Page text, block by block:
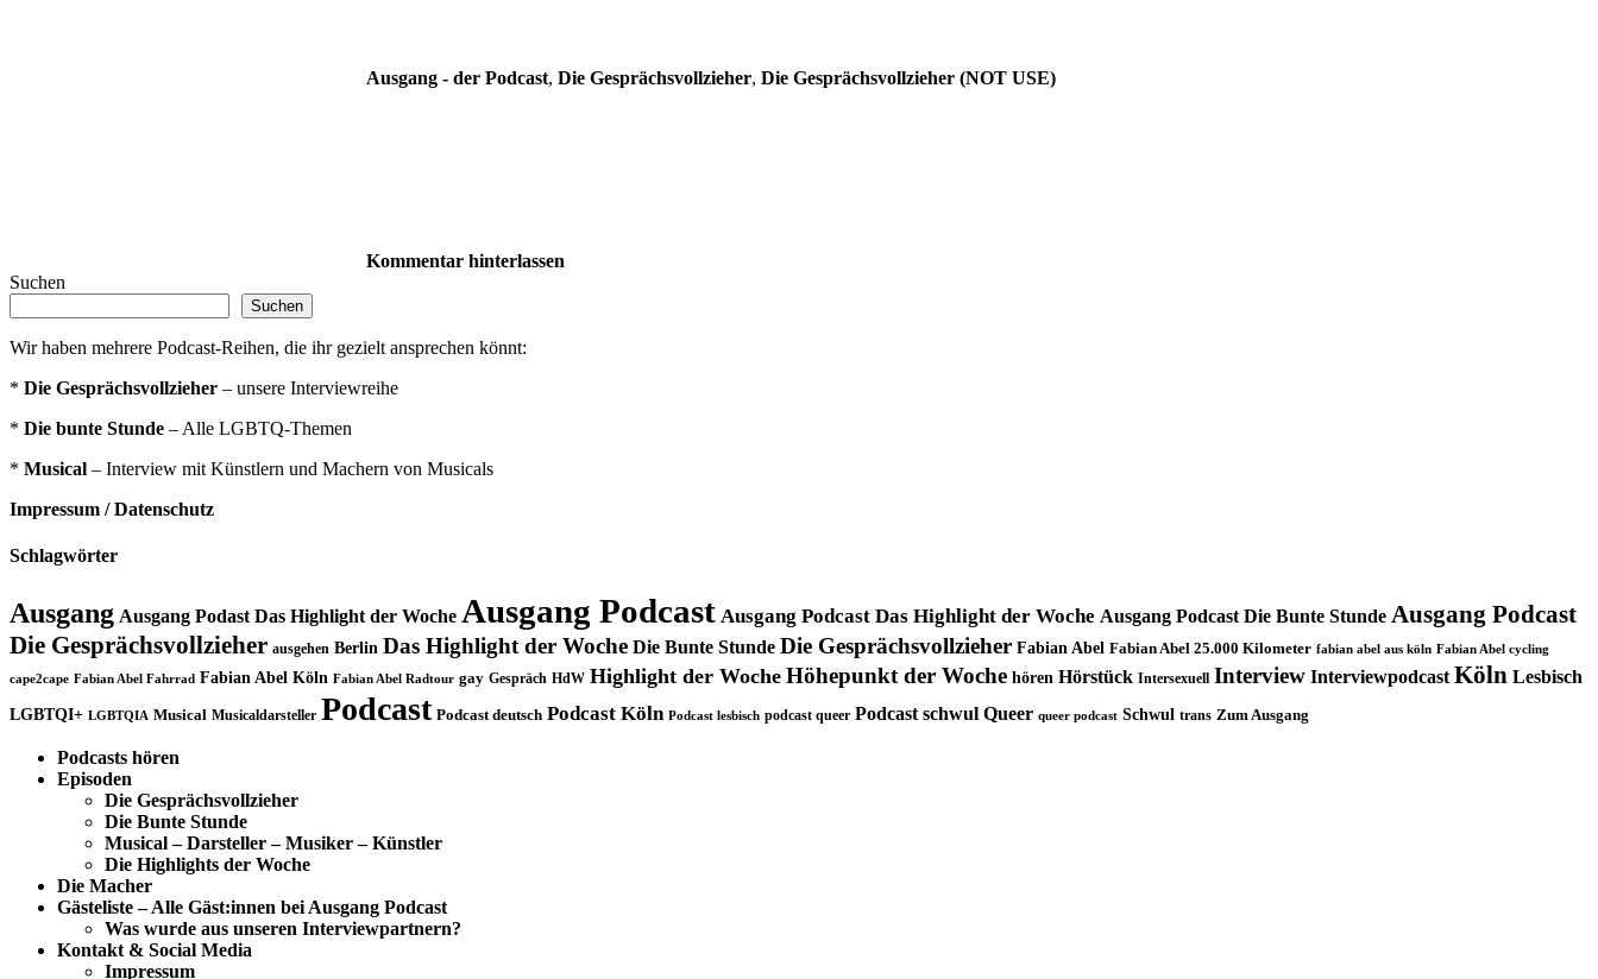
Ausgang - der Podcast, Die Gesprächsvollzieher, Die Gesprächsvollzieher (NOT USE)
Kommentar hinterlassen
Suchen
Suchen
Wir haben mehrere Podcast-Reihen, die ihr gezielt ansprechen könnt:
* Die Gesprächsvollzieher – unsere Interviewreihe
* Die bunte Stunde – Alle LGBTQ-Themen
* Musical – Interview mit Künstlern und Machern von Musicals
Impressum / Datenschutz
Schlagwörter
Ausgang Ausgang Podast Das Highlight der Woche Ausgang Podcast Ausgang Podcast Das Highlight der Woche Ausgang Podcast Die Bunte Stunde Ausgang Podcast
Die Gesprächsvollzieher ausgehen Berlin Das Highlight der Woche Die Bunte Stunde Die Gesprächsvollzieher Fabian Abel Fabian Abel 25.000 Kilometer fabian abel aus köln Fabian Abel cycling
cape2cape Fabian Abel Fahrrad Fabian Abel Köln Fabian Abel Radtour gay Gespräch HdW Highlight der Woche Höhepunkt der Woche hören Hörstück Intersexuell Interview Interviewpodcast Köln Lesbisch
LGBTQI+ LGBTQIA Musical Musicaldarsteller Podcast Podcast deutsch Podcast Köln Podcast lesbisch podcast queer Podcast schwul Queer queer podcast Schwul trans Zum Ausgang
Podcasts hören
Episoden
Die Gesprächsvollzieher
Die Bunte Stunde
Musical – Darsteller – Musiker – Künstler
Die Highlights der Woche
Die Macher
Gästeliste – Alle Gäst:innen bei Ausgang Podcast
Was wurde aus unseren Interviewpartnern?
Kontakt & Social Media
Impressum